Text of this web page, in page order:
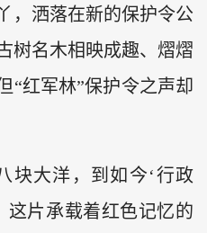
，洒落在新的保护令公
树名木相映成趣、熠熠
“红军林”保护令之声却
块大洋，到如今‘行政
这片承载着红色记忆的